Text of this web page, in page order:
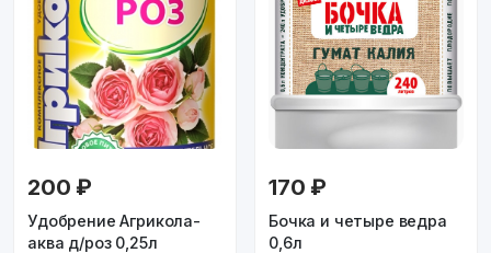
200 ₽
Удобрение Агрикола-
аква д/роз 0,25л
170 ₽
Бочка и четыре ведра
0,6л